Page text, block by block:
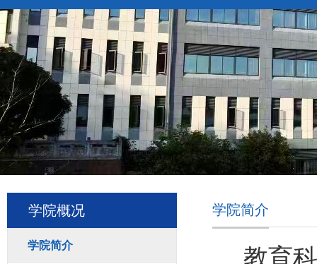
学院概况
学院简介
学院简介
教育